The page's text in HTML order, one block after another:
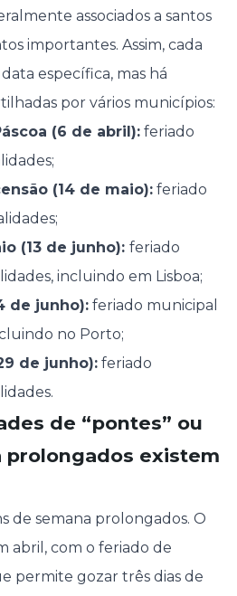
associados a santos
importantes. Assim, cada
específica, mas há
por vários municípios:
(6 de abril):feriado
(14 de maio):feriado
(13 de junho): feriado
incluindo em Lisboa;
de junho):feriado municipal
no Porto;
de junho):feriado
de “pontes” ou
prolongados existem
de semana prolongados. O
abril, com o feriado de
permite gozar três dias de